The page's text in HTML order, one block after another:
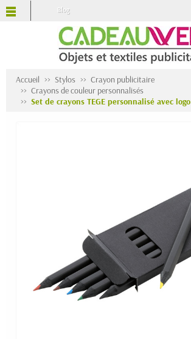
Blog
Accueil Stylos
Crayon publicitaire
Crayons de couleur personnalisés
Set de crayons TEGE personnalisé avec logo